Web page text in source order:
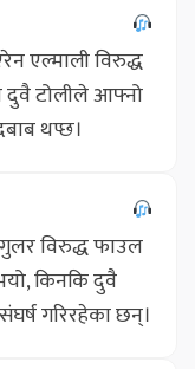
एल्माली विरुद्ध
दुवै टोलीले आफ्नो
थप्छ।
गुलर विरुद्ध फाउल
किनकि दुवै
गरिरहेका छन्।